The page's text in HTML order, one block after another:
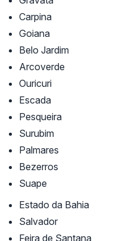
Carpina
Goiana
Belo Jardim
Arcoverde
Ouricuri
Escada
Pesqueira
Surubim
Palmares
Bezerros
Suape
Estado da Bahia
Salvador
Feira de Santana